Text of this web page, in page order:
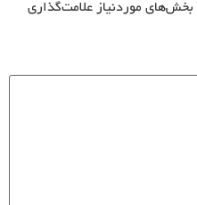
بخش‌های موردنیاز علامت‌گذاری